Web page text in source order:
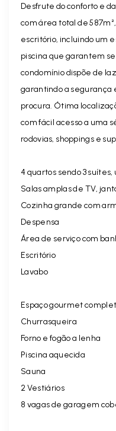
Desfrute do conforto e
com área total de
escritório, incluindo um
piscina que garantem
condomínio dispõe de
garantindo a segurança
procura. Ótima
com fácil acesso a uma
rodovias, shoppings e
4 quartos sendo 3
Salas amplas de TV,
Cozinha grande com
Despensa
Área de serviço com
Escritório
Lavabo
Espaço gourmet
Churrasqueira
Forno e fogão a lenha
Piscina aquecida
Sauna
2 Vestiários
8 vagas de garagem